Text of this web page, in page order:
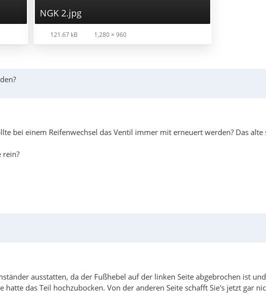
NGK 2.jpg
121.67 kB 1,280 × 960
bei einem Reifenwechsel das Ventil immer mit erneuert werden? Das alte
rein?
ausstatten, da der Fußhebel auf der linken Seite abgebrochen ist
hatte das Teil hochzubocken. Von der anderen Seite schafft Sie's jetzt gar